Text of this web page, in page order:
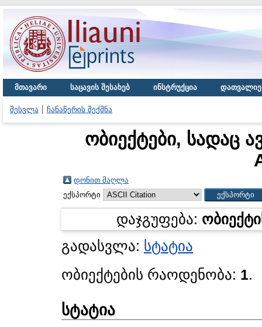
მთავარი საცავის შესახებ ინსტრუქცია
შესვლა ჩანაწერის შექმნა
ობიექტები, სადაც
დონით მაღლა
ექსპორტი
დაჯგუფება:
გადასვლა: სტატია
ობიექტების რაოდენობა: 1.
სტატია